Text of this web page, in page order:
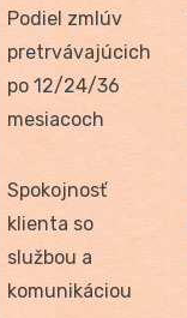
Podiel zmlúv
pretrvávajúcich
po 12/24/36
mesiacoch
Spokojnosť
klienta so
službou a
komunikáciou